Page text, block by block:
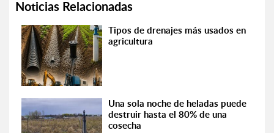
Noticias Relacionadas
Tipos de drenajes más usados en
agricultura
Una sola noche de heladas puede
destruir hasta el 80% de una
cosecha